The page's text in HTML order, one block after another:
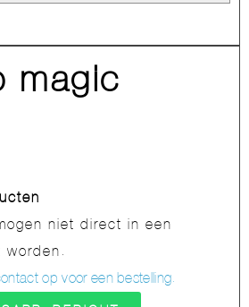
magic
niet direct in een
worden.
op voor een bestelling.